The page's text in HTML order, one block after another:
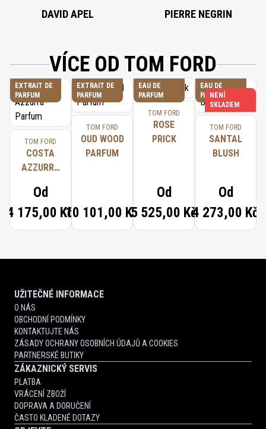
DAVID APEL PIERRE NEGRIN
VÍCE OD TOM FORD
EXTRAIT DE
PARFUM
TOM FORD
COSTA
AZZURRA
Od
4 175,00 Kč
EXTRAIT DE
PARFUM
TOM FORD
OUD WOOD
PARFUM
10 101,00 Kč
EAU DE
PARFUM
TOM FORD
ROSE
PRICK
Od
5 525,00 Kč
EAU DE
PARFUM
NENÍ
SKLADEM
TOM FORD
SANTAL
BLUSH
Od
4 273,00 Kč
UŽITEČNÉ INFORMACE
O NÁS
OBCHODNÍ PODMÍNKY
KONTAKTUJTE NÁS
ZÁSADY OCHRANY OSOBNÍCH ÚDAJŮ A COOKIES
PARTNERSKÉ BUTIKY
ZÁKAZNICKÝ SERVIS
PLATBA
VRÁCENÍ ZBOŽÍ
DOPRAVA A DORUČENÍ
ČASTO KLADENÉ DOTAZY